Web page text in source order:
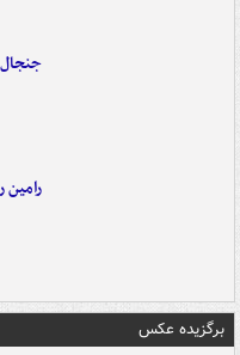
رامین
برگزیده عکس